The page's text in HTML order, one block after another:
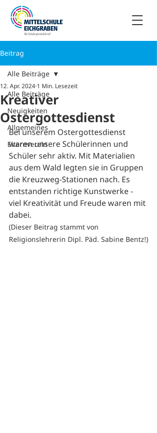
Beitrag
Alle Beiträge
Neuigkeiten
Allgemeines
Elternverein
Alle Beiträge
Kreativer
Ostergottesdienst
12. Apr. 2024 1 Min. Lesezeit
Bei unserem Ostergottesdienst
waren unsere Schülerinnen und
Schüler sehr aktiv. Mit Materialien
aus dem Wald legten sie in Gruppen
die Kreuzweg-Stationen nach. Es
entstanden richtige Kunstwerke -
viel Kreativität und Freude waren mit
dabei.
(Dieser Beitrag stammt von
Religionslehrerin Dipl. Päd. Sabine Bentz!)